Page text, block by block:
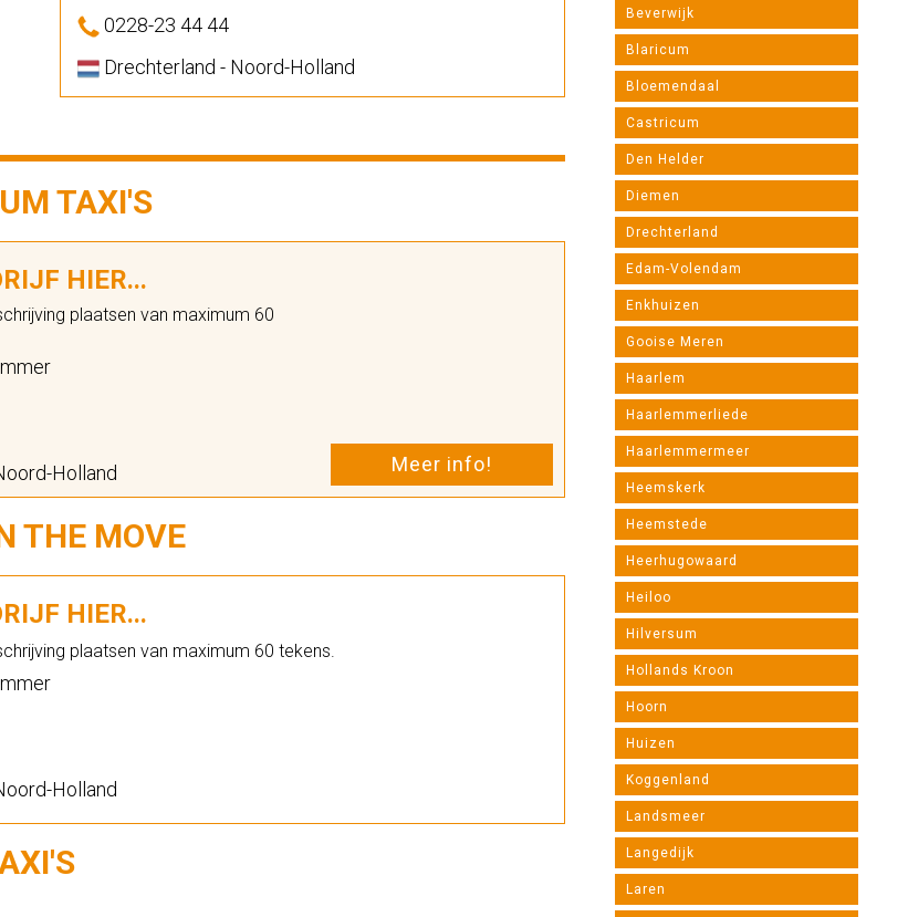
0228-23 44 44
Drechterland - Noord-Holland
TAXI'S
HIER...
plaatsen van maximum 60
Holland
Meer info!
THE MOVE
HIER...
plaatsen van maximum 60 tekens.
Holland
Beverwijk
Blaricum
Bloemendaal
Castricum
Den Helder
Diemen
Drechterland
Edam-Volendam
Enkhuizen
Gooise Meren
Haarlem
Haarlemmerliede
Haarlemmermeer
Heemskerk
Heemstede
Heerhugowaard
Heiloo
Hilversum
Hollands Kroon
Hoorn
Huizen
Koggenland
Landsmeer
Langedijk
Laren